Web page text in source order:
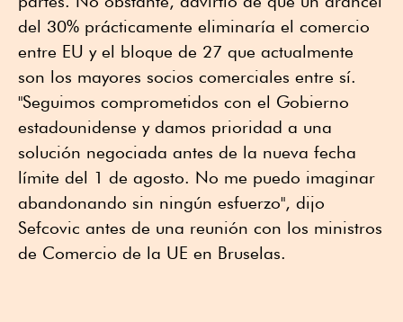
del 30% prácticamente eliminaría el comercio
entre EU y el bloque de 27 que actualmente
son los mayores socios comerciales entre sí.
"Seguimos comprometidos con el Gobierno
estadounidense y damos prioridad a una
solución negociada antes de la nueva fecha
límite del 1 de agosto. No me puedo imaginar
abandonando sin ningún esfuerzo", dijo
Sefcovic antes de una reunión con los ministros
de Comercio de la UE en Bruselas.